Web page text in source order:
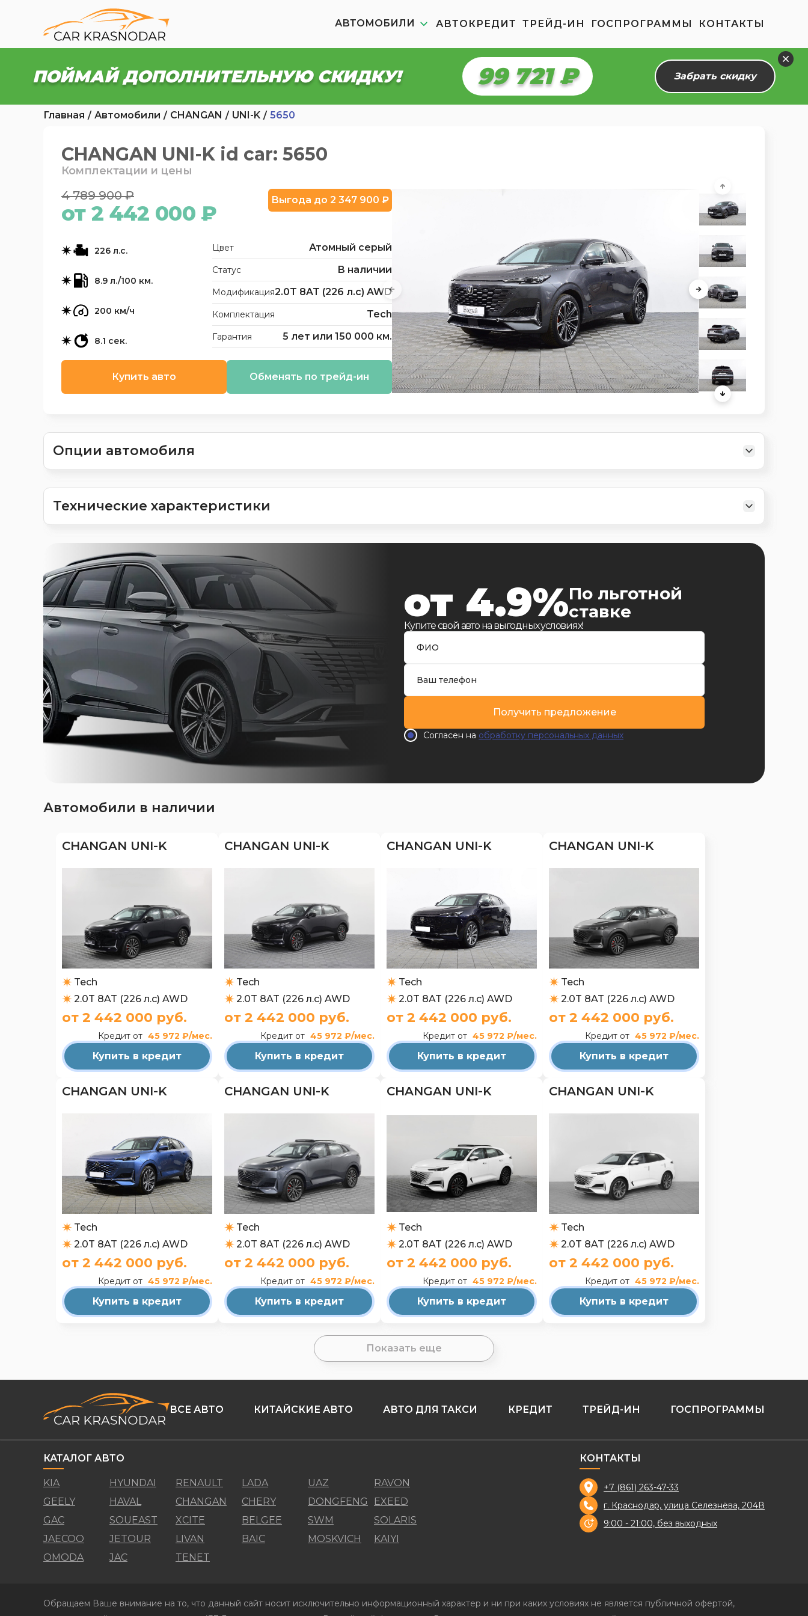
АВТОМОБИЛИ АВТОКРЕДИТ ТРЕЙД-ИН ГОСПРОГРАММЫ КОНТАКТЫ
ПОЙМАЙ ДОПОЛНИТЕЛЬНУЮ СКИДКУ! 99 665 ₽ Забрать скидку
Главная Автомобили CHANGAN UNI-K 5650
CHANGAN UNI-K id car: 5650
Комплектации и цены
4 789 900 ₽
от 2 442 000 ₽
Выгода до 2 347 900 ₽
226 л.с.
8.9 л./100 км.
200 км/ч
8.1 сек.
Цвет Атомный серый
Статус В наличии
Модификация2.0T 8AT (226 л.с) AWD
Комплектация Tech
Гарантия 5 лет или 150 000 км.
Купить авто Обменять по трейд-ин
Опции автомобиля
Технические характеристики
от 4.9%По льготной
ставке
Купите свой авто на выгодных условиях!
Получить предложение
Согласен на обработку персональных данных
Автомобили в наличии
CHANGAN UNI-K
Tech
2.0T 8AT (226 л.с) AWD
от 2 442 000 руб.
Кредит от 45 972 ₽/мес.
Купить в кредит
CHANGAN UNI-K
Tech
2.0T 8AT (226 л.с) AWD
от 2 442 000 руб.
Кредит от 45 972 ₽/мес.
Купить в кредит
CHANGAN UNI-K
Tech
2.0T 8AT (226 л.с) AWD
от 2 442 000 руб.
Кредит от 45 972 ₽/мес.
Купить в кредит
CHANGAN UNI-K
Tech
2.0T 8AT (226 л.с) AWD
от 2 442 000 руб.
Кредит от 45 972 ₽/мес.
Купить в кредит
CHANGAN UNI-K
Tech
2.0T 8AT (226 л.с) AWD
от 2 442 000 руб.
Кредит от 45 972 ₽/мес.
Купить в кредит
CHANGAN UNI-K
Tech
2.0T 8AT (226 л.с) AWD
от 2 442 000 руб.
Кредит от 45 972 ₽/мес.
Купить в кредит
CHANGAN UNI-K
Tech
2.0T 8AT (226 л.с) AWD
от 2 442 000 руб.
Кредит от 45 972 ₽/мес.
Купить в кредит
CHANGAN UNI-K
Tech
2.0T 8AT (226 л.с) AWD
от 2 442 000 руб.
Кредит от 45 972 ₽/мес.
Купить в кредит
Показать еще
ВСЕ АВТО КИТАЙСКИЕ АВТО АВТО ДЛЯ ТАКСИ КРЕДИТ ТРЕЙД-ИН ГОСПРОГРАММЫ
КАТАЛОГ АВТО
KIA HYUNDAI RENAULT LADA UAZ
RAVON
GEELY
HAVAL CHANGAN CHERY DONGFENG
EXEED
GAC
SOUEAST XCITE BELGEE SWM
SOLARIS
JAECOO
JETOUR LIVAN BAIC MOSKVICH
KAIYI
OMODA
JAC TENET
КОНТАКТЫ
+7 (861) 263-47-33
г. Краснодар, улица Селезнёва, 204В
9:00 - 21:00, без выходных
Обращаем Ваше внимание на то, что данный сайт носит исключительно информационный характер и ни при каких условиях не является публичной офертой,